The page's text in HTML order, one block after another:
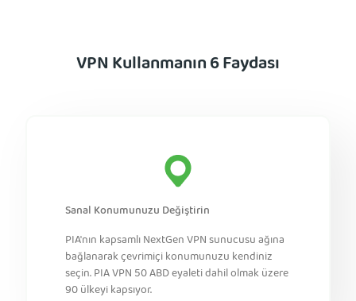
VPN Kullanmanın 6 Faydası
Sanal Konumunuzu Değiştirin
PIA'nın kapsamlı NextGen VPN sunucusu ağına
bağlanarak çevrimiçi konumunuzu kendiniz
seçin. PIA VPN 50 ABD eyaleti dahil olmak üzere
90 ülkeyi kapsıyor.